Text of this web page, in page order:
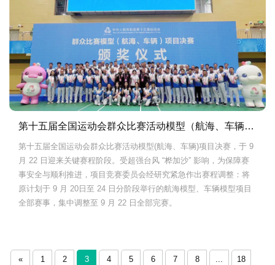
第十五届全国运动会群众比赛活动模型（航海、车辆）项目决赛，格式电池-官方电池合作品牌.
第十五届全国运动会群众比赛活动模型(航海、车辆)项目决赛，于 9
月 22 日迎来关键赛程阶段。受超强台风 “桦加沙” 影响，为保障赛
事安全与顺利推进，项目竞赛委员会经研究紧急作出赛程调整：将
原计划于 9 月 20日至 24 日分阶段举行的航海模型、车辆模型项目
全部赛事，集中调整至 9 月 22 日全部完赛。
« 1 2 3 4 5 6 7 8 ... 18